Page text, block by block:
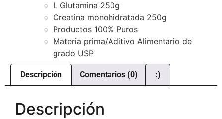
L Glutamina 250g
Creatina monohidratada 250g
Productos 100% Puros
Materia prima/Aditivo Alimentario de
grado USP
Descripción Comentarios (0) :)
Descripción